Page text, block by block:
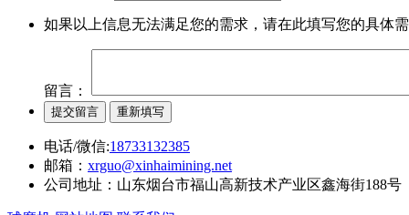
如果以上信息无法满足您的需求，请在此填写您的具体
留言：
电话/微信:18733132385
邮箱： xrguo@xinhaimining.net
公司地址：山东烟台市福山高新技术产业区鑫海街188号